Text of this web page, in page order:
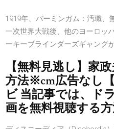
1919年、バーミンガム：汚職、
一次世界大戦後、他のヨーロッ
ーキーブラインダーズギャング
【無料見逃し】家
方法※cm広告なし
ビ 当記事では、ド
画を無料視聴する